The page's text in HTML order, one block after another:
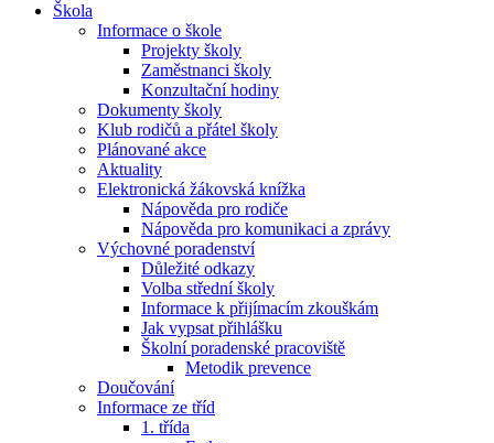
Škola
Informace o škole
Projekty školy
Zaměstnanci školy
Konzultační hodiny
Dokumenty školy
Klub rodičů a přátel školy
Plánované akce
Aktuality
Elektronická žákovská knížka
Nápověda pro rodiče
Nápověda pro komunikaci a zprávy
Výchovné poradenství
Důležité odkazy
Volba střední školy
Informace k přijímacím zkouškám
Jak vypsat přihlášku
Školní poradenské pracoviště
Metodik prevence
Doučování
Informace ze tříd
1. třída